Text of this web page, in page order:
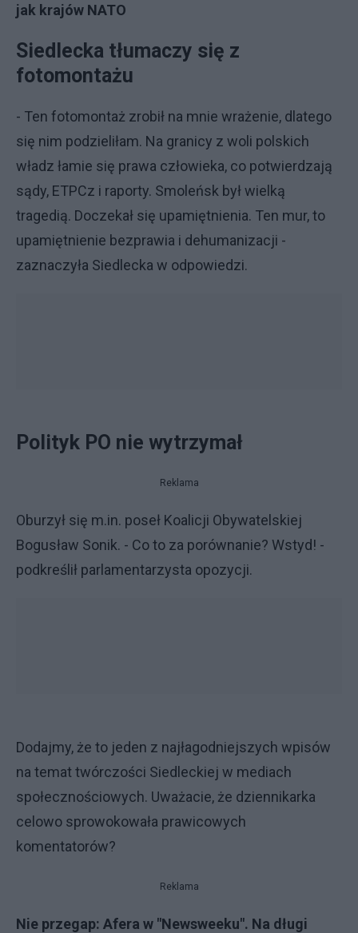
jak krajów NATO
Siedlecka tłumaczy się z
fotomontażu
- Ten fotomontaż zrobił na mnie wrażenie, dlatego
się nim podzieliłam. Na granicy z woli polskich
władz łamie się prawa człowieka, co potwierdzają
sądy, ETPCz i raporty. Smoleńsk był wielką
tragedią. Doczekał się upamiętnienia. Ten mur, to
upamiętnienie bezprawia i dehumanizacji -
zaznaczyła Siedlecka w odpowiedzi.
Polityk PO nie wytrzymał
Reklama
Oburzył się m.in. poseł Koalicji Obywatelskiej
Bogusław Sonik. - Co to za porównanie? Wstyd! -
podkreślił parlamentarzysta opozycji.
Dodajmy, że to jeden z najłagodniejszych wpisów
na temat twórczości Siedleckiej w mediach
społecznościowych. Uważacie, że dziennikarka
celowo sprowokowała prawicowych
komentatorów?
Reklama
Nie przegap: Afera w "Newsweeku". Na długi